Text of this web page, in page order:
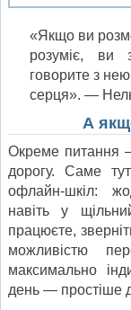
«Якщо ви
розуміє, ви
говорите з
серця». —
А
Окреме питання
дорогу. Саме
офлайн-шкіл:
навіть у
працюєте,
можливістю
максимально
день — простіше